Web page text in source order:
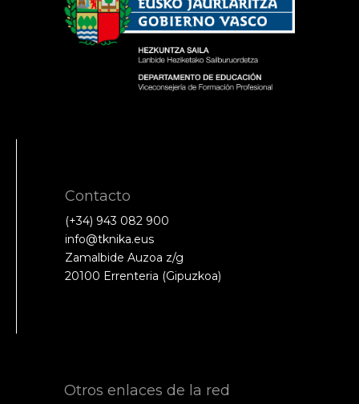
Contacto
(+34) 943 082 900
info@tknika.eus
Zamalbide Auzoa z/g
20100 Errenteria (Gipuzkoa)
Otros enlaces de la red